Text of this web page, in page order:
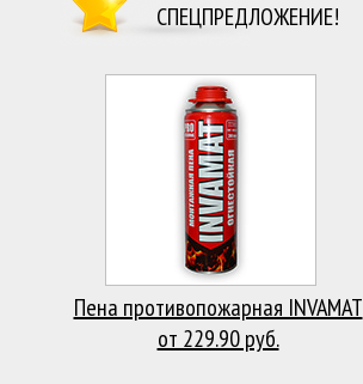
СПЕЦПРЕДЛОЖЕНИЕ!
Пена противопожарная INVAMAT
от 229.90 руб.